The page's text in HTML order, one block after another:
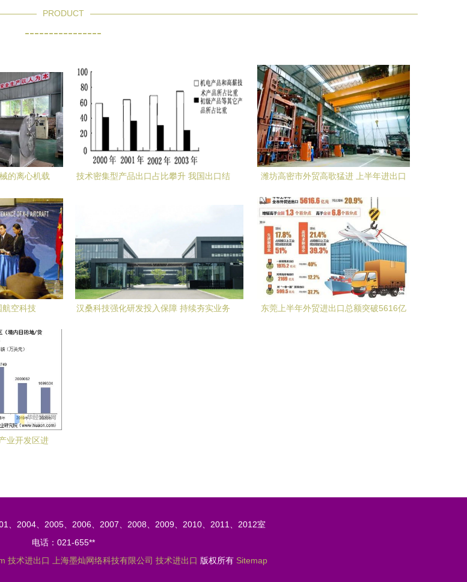
PRODUCT
----------------
的离心机载
技术密集型产品出口占比攀升 我国出口结
潍坊高密市外贸高歌猛进 上半年进出口
航空科技
汉桑科技强化研发投入保障 持续夯实业务
东莞上半年外贸进出口总额突破5616亿
业开发区进
、2004、2005、2006、2007、2008、2009、2010、2011、2012室
电话：021-655**
技术进出口 上海墨灿网络科技有限公司 技术进出口 版权所有 Sitemap